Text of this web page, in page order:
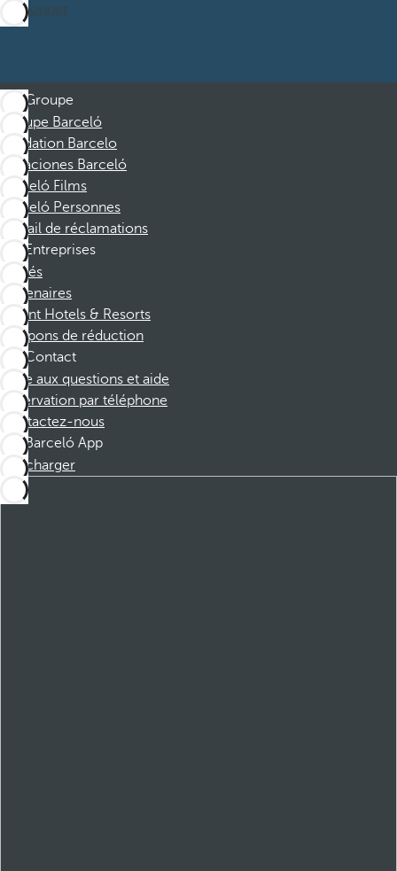
M’abonner
Groupe
Groupe Barceló
Fondation Barcelo
Vacaciones Barceló
Barceló Films
Barceló Personnes
Portail de réclamations
Entreprises
Affiliés
Partenaires
Dorint Hotels & Resorts
Coupons de réduction
Contact
Foire aux questions et aide
Réservation par téléphone
Contactez-nous
Barceló App
Télécharger